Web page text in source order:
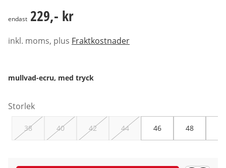
229,- kr
endast 229,- kr
inkl. moms, plus Fraktkostnader
mullvad-ecru, med tryck
Storlek
38 40 42 44 46 48